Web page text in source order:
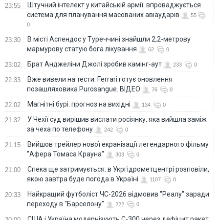
Беларуси, –
Касьянов
23:55
Штучний інтелект у китайській армії: впроваджується
система для планування масованих авіаударів
55
0
23:30
В місті Аспендос у Туреччині знайшли 2,2-метрову
мармурову статую бога лікування
62 0
23:02 Брат Анджеліни Джолі зробив камінг-аут 233 0
22:33
Вже вивели на тести: Ferrari готує оновлення
позашляховика Purosangue. ВІДЕО
76 0
22:02 Магнітні бурі: прогноз на вихідні 134 0
21:32
У Чехії суд вирішив вислати росіянку, яка вийшла заміж
за чеха по телефону
242 0
21:15
Вийшов трейлер нової екранізації легендарного фільму
"Афера Томаса Крауна"
303 0
21:00
Спека ще затримується: в Укргідрометцентрі розповіли,
якою завтра буде погода в Україні
1107 0
20:33
Найкращий футболіст ЧС-2026 відмовив "Реалу" заради
переходу в "Барселону"
222 0